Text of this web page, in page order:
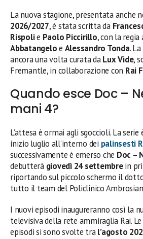
La nuova stagione, presentata anche
2026/2027, è stata scritta da
Rispolie Paolo Piccirillo, con la
Abbatangeloe Alessandro Tonda.
ancora una volta curata daLux Vide,
Fremantle, in collaborazione con Rai
Quando esce Doc –
mani 4?
L’attesa è ormai agli sgoccioli. La
inizio luglio all’interno dei palinsesti
successivamente è emerso che Doc –
debutterà giovedì 24 settembrein
riportando sul piccolo schermo il
tutto il team del Policlinico
I nuovi episodi inaugureranno così la
televisiva della rete ammiraglia Rai.
episodi si sono svolte tral’agosto